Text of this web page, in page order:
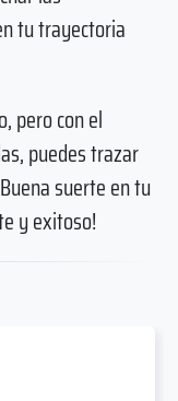
tu trayectoria
pero con el
puedes trazar
suerte en tu
y exitoso!